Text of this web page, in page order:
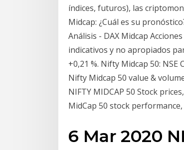
índices, futuros), las
Midcap: ¿Cuál es su
Análisis - DAX Midcap
indicativos y no apropiados
+0,21 %. Nifty Midcap 50:
Nifty Midcap 50 value &
NIFTY MIDCAP 50 Stock
MidCap 50 stock
6 Mar 2020